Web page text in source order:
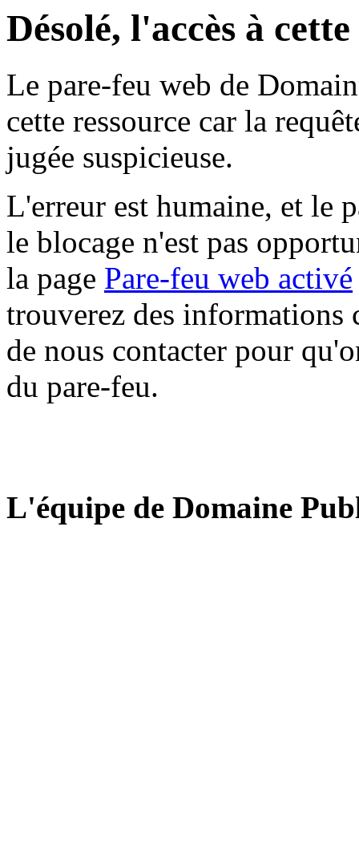
Désolé, l'accès à
Le pare-feu web de
cette ressource car la
jugée suspicieuse.
L'erreur est humaine, et le
le blocage n'est pas
la page Pare-feu web activé
trouverez des informations
de nous contacter pour
du pare-feu.
L'équipe de Domaine